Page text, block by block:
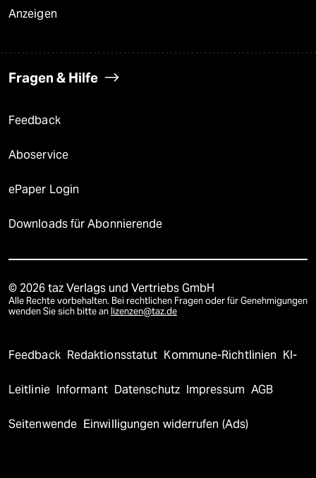
Anzeigen
Fragen & Hilfe
Feedback
Aboservice
ePaper Login
Downloads für Abonnierende
© 2026 taz Verlags und Vertriebs GmbH
Alle Rechte vorbehalten. Bei rechtlichen Fragen oder für Genehmigungen
wenden Sie sich bitte an lizenzen@taz.de
Feedback Redaktionsstatut Kommune-Richtlinien KI-
Leitlinie Informant Datenschutz Impressum AGB
Seitenwende Einwilligungen widerrufen (Ads)